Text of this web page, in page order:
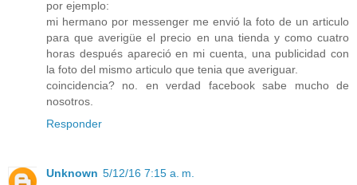
por ejemplo:
mi hermano por messenger me envió la foto de un articulo
para que averigüe el precio en una tienda y como cuatro
horas después apareció en mi cuenta, una publicidad con
la foto del mismo articulo que tenia que averiguar.
coincidencia? no. en verdad facebook sabe mucho de
nosotros.
Responder
Unknown 5/12/16 7:15 a. m.